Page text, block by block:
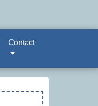
Contact